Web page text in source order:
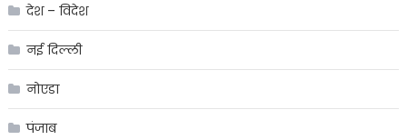
देश – विदेश
नई दिल्ली
नोएडा
पंजाब